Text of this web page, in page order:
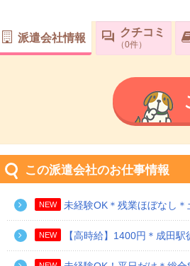
派遣会社情報 クチコミ
0件
この派遣会社のお仕事情報
NEW 未経験OK＊残業ほぼなし
NEW 【高時給】1400円＊成田